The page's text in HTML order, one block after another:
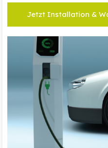
Jetzt Installation &